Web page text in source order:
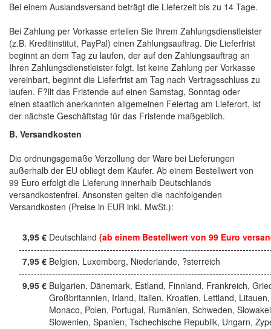
Bei einem Auslandsversand beträgt die Lieferzeit bis zu 14 Tage.
Bei Zahlung per Vorkasse erteilen Sie Ihrem Zahlungsdienstleister
(z.B. Kreditinstitut, PayPal) einen Zahlungsauftrag. Die Lieferfrist
beginnt an dem Tag zu laufen, der auf den Zahlungsauftrag an
Ihren Zahlungsdienstleister folgt. Ist keine Zahlung per Vorkasse
vereinbart, beginnt die Lieferfrist am Tag nach Vertragsschluss zu
laufen. F?llt das Fristende auf einen Samstag, Sonntag oder
einen staatlich anerkannten allgemeinen Feiertag am Lieferort, ist
der nächste Geschäftstag für das Fristende maßgeblich.
B. Versandkosten
Die ordnungsgemäße Verzollung der Ware bei Lieferungen
außerhalb der EU obliegt dem Käufer. Ab einem Bestellwert von
99 Euro erfolgt die Lieferung innerhalb Deutschlands
versandkostenfrei. Ansonsten gelten die nachfolgenden
Versandkosten (Preise in EUR inkl. MwSt.):
3,95 € Deutschland (ab einem Bestellwert von 99 Euro
7,95 € Belgien, Luxemberg, Niederlande, ?sterreich
9,95 € Bulgarien, Dänemark, Estland, Finnland, Frankreich,
Großbritannien, Irland, Italien, Kroatien, Lettland, Litauen,
Monaco, Polen, Portugal, Rumänien, Schweden,
Slowenien, Spanien, Tschechische Republik, Ungarn,